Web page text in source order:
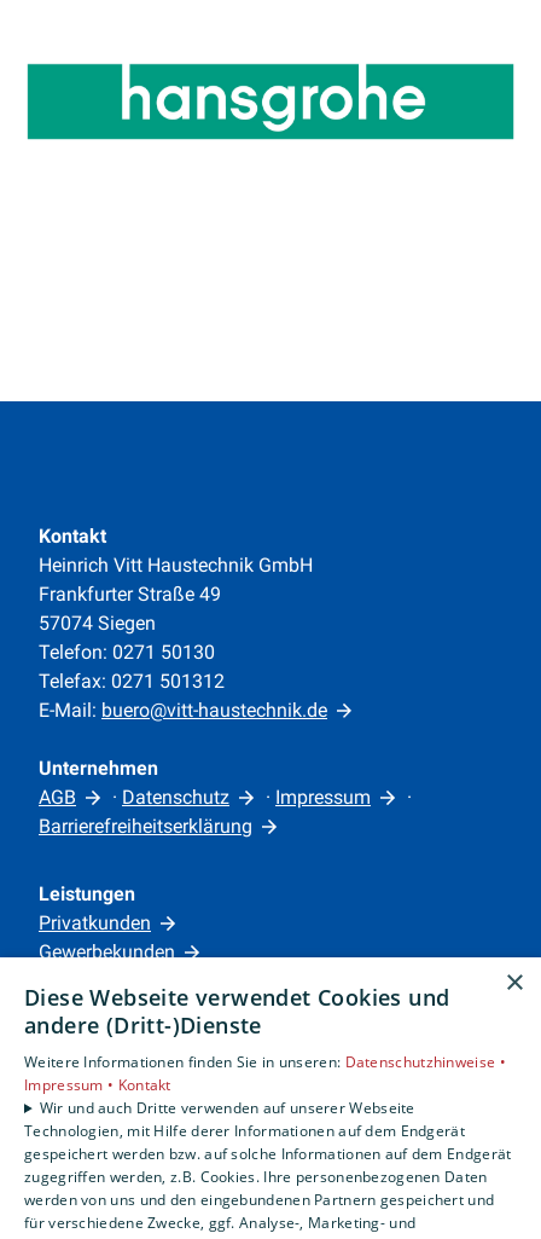
Kontakt
Heinrich Vitt Haustechnik GmbH
Frankfurter Straße 49
57074 Siegen
Telefon: 0271 50130
Telefax: 0271 501312
E-Mail: buero@vitt-haustechnik.de
Unternehmen
AGB
· Datenschutz · Impressum
·
Barrierefreiheitserklärung
Leistungen
Privatkunden
Gewerbekunden
Unternehmen
Standorte
Siegen
Um externe HTML-Inhalte anzuzeigen, benötigen
wir Ihre Einwilligung.
×
Diese Webseite verwendet Cookies und
andere (Dritt-)Dienste
Weitere Informationen finden Sie in unseren: Datenschutzhinweise •
Impressum • Kontakt
Wir und auch Dritte verwenden auf unserer Webseite
Technologien, mit Hilfe derer Informationen auf dem Endgerät
gespeichert werden bzw. auf solche Informationen auf dem Endgerät
zugegriffen werden, z.B. Cookies. Ihre personenbezogenen Daten
werden von uns und den eingebundenen Partnern gespeichert und
für verschiedene Zwecke, ggf. Analyse-, Marketing- und